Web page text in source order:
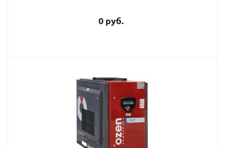
0 руб.